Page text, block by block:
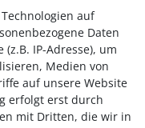
Geist - dieser
Sie die
Erde und
und Tiefe spüren.
Anhänger 32mm
auf
Daten
IP-Adresse), um
Medien von
auf unsere Website
erfolgt erst durch
mit Dritten, die wir in